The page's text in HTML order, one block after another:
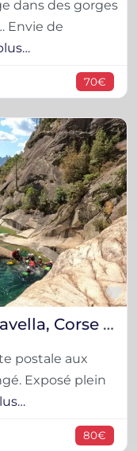
dans des gorges
Envie de
70€
Purcaraccia – Canyon à Bavella, Corse du Sud
postale aux
Exposé plein
80€